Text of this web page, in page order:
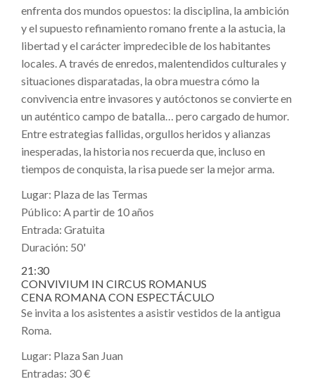
enfrenta dos mundos opuestos: la disciplina, la ambición
y el supuesto refinamiento romano frente a la astucia, la
libertad y el carácter impredecible de los habitantes
locales. A través de enredos, malentendidos culturales y
situaciones disparatadas, la obra muestra cómo la
convivencia entre invasores y autóctonos se convierte en
un auténtico campo de batalla… pero cargado de humor.
Entre estrategias fallidas, orgullos heridos y alianzas
inesperadas, la historia nos recuerda que, incluso en
tiempos de conquista, la risa puede ser la mejor arma.
Lugar: Plaza de las Termas
Público: A partir de 10 años
Entrada: Gratuita
Duración: 50'
21:30
CONVIVIUM IN CIRCUS ROMANUS
CENA ROMANA CON ESPECTÁCULO
Se invita a los asistentes a asistir vestidos de la antigua
Roma.
Lugar: Plaza San Juan
Entradas: 30 €